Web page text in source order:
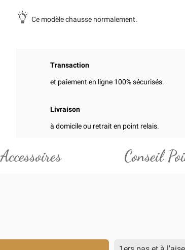
Ce modèle chausse normalement.
Transaction
et paiement en ligne 100% sécurisés.
Livraison
à domicile ou retrait en point relais.
Accessoires Conseil